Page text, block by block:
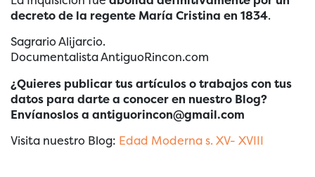
decreto de la regente María Cristina en 1834.
Sagrario Alijarcio.
Documentalista AntiguoRincon.com
¿Quieres publicar tus artículos o trabajos con tus
datos para darte a conocer en nuestro Blog?
Envíanoslos a antiguorincon@gmail.com
Visita nuestro Blog: Edad Moderna s. XV- XVIII